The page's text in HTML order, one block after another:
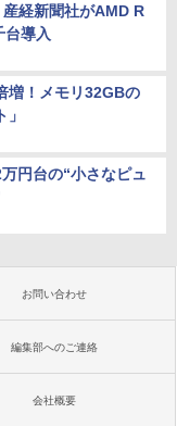
経新聞社がAMD R
導入
増！メモリ32GBの
円台の“小さなピュ
お問い合わせ
編集部へのご連絡
会社概要